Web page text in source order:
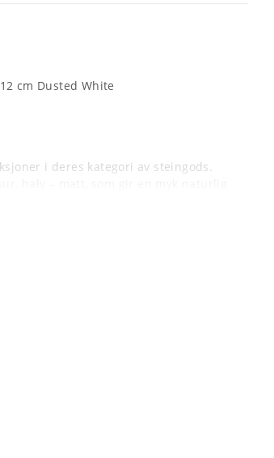
cm Dusted White
i deres kategori av steingods.